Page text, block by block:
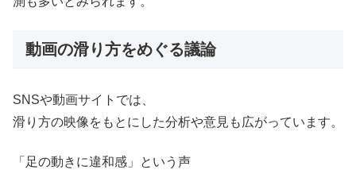
動画の滑り方をめぐる議論
SNSや動画サイトでは、
滑り方の映像をもとにした分析や意見も広がっています。
「足の動きに違和感」という声